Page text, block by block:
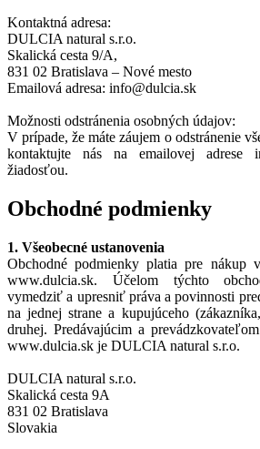
Kontaktná adresa:
DULCIA natural s.r.o.
Skalická cesta 9/A,
831 02 Bratislava – Nové mesto
Emailová adresa: info@dulcia.sk
Možnosti odstránenia osobných údajov:
V prípade, že máte záujem o odstránenie
kontaktujte nás na emailovej adrese
žiadosťou.
Obchodné podmienky
1. Všeobecné ustanovenia
Obchodné podmienky platia pre nákup
www.dulcia.sk. Účelom týchto
vymedziť a upresniť práva a povinnosti
na jednej strane a kupujúceho
druhej. Predávajúcim a
www.dulcia.sk je DULCIA natural s.r.o.
DULCIA natural s.r.o.
Skalická cesta 9A
831 02 Bratislava
Slovakia